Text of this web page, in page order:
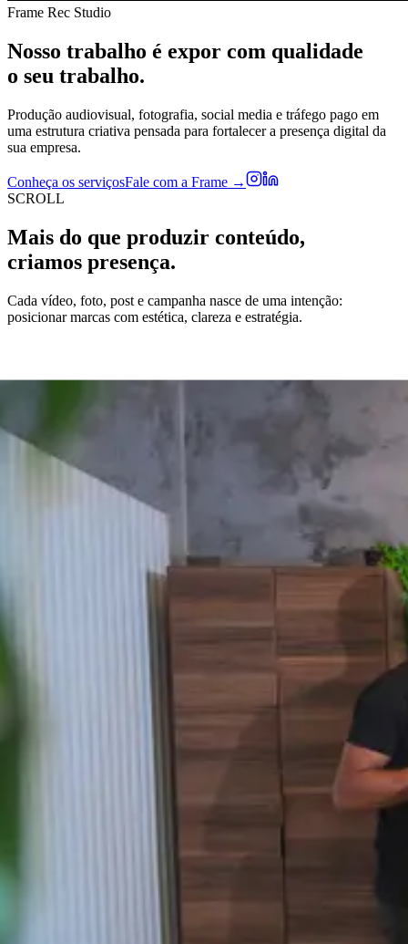
Frame Rec Studio
Nosso trabalho é expor com qualidade
o seu trabalho.
Produção audiovisual, fotografia, social media e tráfego pago em
uma estrutura criativa pensada para fortalecer a presença digital da
sua empresa.
Conheça os serviçosFale com a Frame →
SCROLL
Mais do que produzir conteúdo,
criamos presença.
Cada vídeo, foto, post e campanha nasce de uma intenção:
posicionar marcas com estética, clareza e estratégia.